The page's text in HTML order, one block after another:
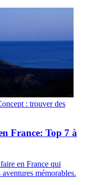
: trouver des
France: Top 7 à
en France qui
mémorables.